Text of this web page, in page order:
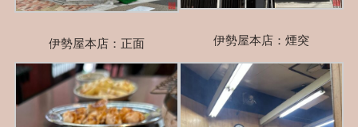
伊勢屋本店：正面 伊勢屋本店：煙突